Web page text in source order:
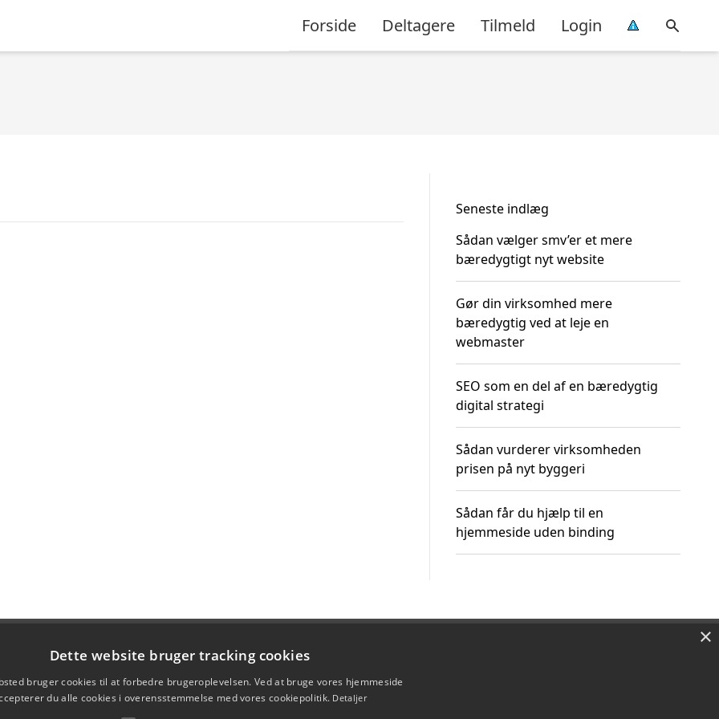
Forside Deltagere Tilmeld Login
Seneste indlæg
Sådan vælger smv’er et mere
bæredygtigt nyt website
Gør din virksomhed mere
bæredygtig ved at leje en
webmaster
SEO som en del af en bæredygtig
digital strategi
Sådan vurderer virksomheden
prisen på nyt byggeri
Sådan får du hjælp til en
hjemmeside uden binding
×
Dette website bruger tracking cookies
bruger cookies til at forbedre brugeroplevelsen. Ved at bruge vores hjemmeside
du alle cookies i overensstemmelse med vores cookiepolitik. Detaljer